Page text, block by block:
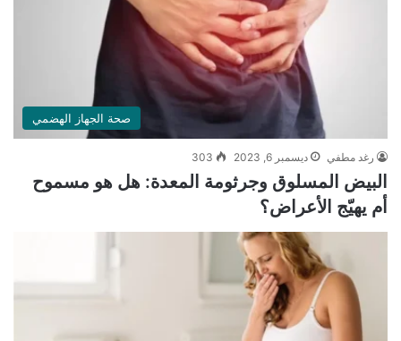
صحة الجهاز الهضمي
رغد مطفي ديسمبر 6, 2023 303
البيض المسلوق وجرثومة المعدة: هل هو مسموح
أم يهيّج الأعراض؟